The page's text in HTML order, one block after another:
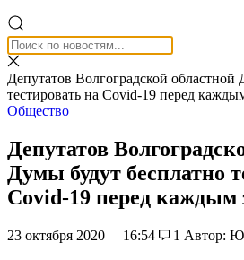
Депутатов Волгоградской областной
тестировать на Covid-19 перед
Общество
Депутатов
Думы будут бесплатно
Covid-19 перед каждым
23 октября 2020 16:54 1 Автор: